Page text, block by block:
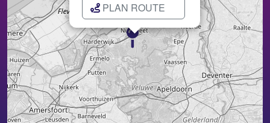
Kaart laden...
PLAN ROUTE